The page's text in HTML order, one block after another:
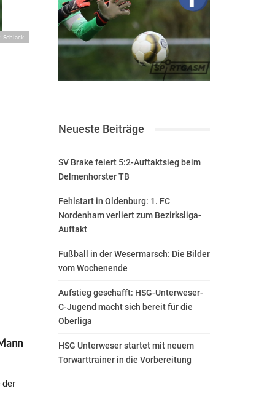
Schlack
der
Neueste Beiträge
SV Brake feiert 5:2-Auftaktsieg beim
Delmenhorster TB
Fehlstart in Oldenburg: 1. FC
Nordenham verliert zum Bezirksliga-
Auftakt
Fußball in der Wesermarsch: Die Bilder
vom Wochenende
Aufstieg geschafft: HSG-Unterweser-
C-Jugend macht sich bereit für die
Oberliga
HSG Unterweser startet mit neuem
Torwarttrainer in die Vorbereitung